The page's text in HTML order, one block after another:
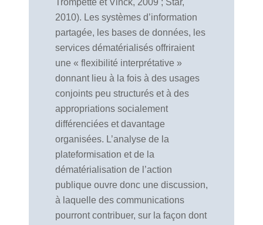
Trompette et Vinck, 2009 ; Star,
2010). Les systèmes d’information
partagée, les bases de données, les
services dématérialisés offriraient
une « flexibilité interprétative »
donnant lieu à la fois à des usages
conjoints peu structurés et à des
appropriations socialement
différenciées et davantage
organisées. L’analyse de la
plateformisation et de la
dématérialisation de l’action
publique ouvre donc une discussion,
à laquelle des communications
pourront contribuer, sur la façon dont